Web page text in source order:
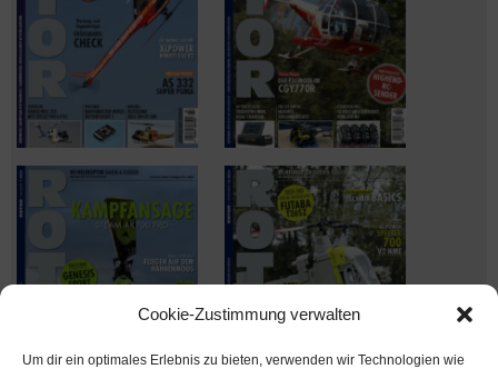
Cookie-Zustimmung verwalten
Um dir ein optimales Erlebnis zu bieten, verwenden wir Technologien wie